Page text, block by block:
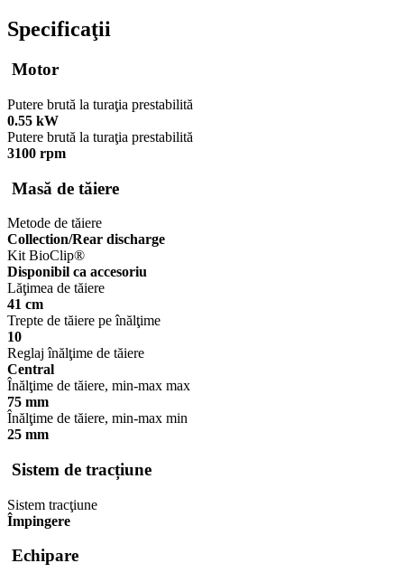
Specificaţii
Motor
Putere brută la turaţia prestabilită
0.55 kW
Putere brută la turaţia prestabilită
3100 rpm
Masă de tăiere
Metode de tăiere
Collection/Rear discharge
Kit BioClip®
Disponibil ca accesoriu
Lăţimea de tăiere
41 cm
Trepte de tăiere pe înălţime
10
Reglaj înălţime de tăiere
Central
Înălţime de tăiere, min-max max
75 mm
Înălţime de tăiere, min-max min
25 mm
Sistem de tracțiune
Sistem tracţiune
Împingere
Echipare